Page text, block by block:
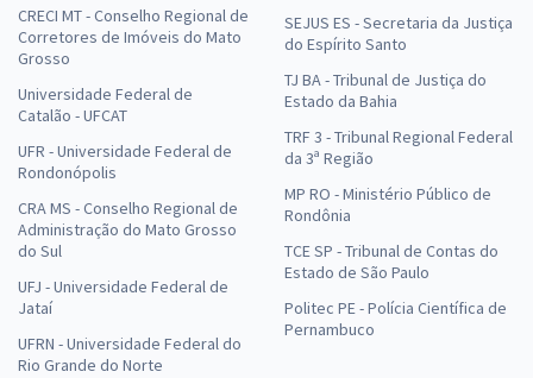
CRECI MT - Conselho Regional de
Corretores de Imóveis do Mato
Grosso
Universidade Federal de
Catalão - UFCAT
UFR - Universidade Federal de
Rondonópolis
CRA MS - Conselho Regional de
Administração do Mato Grosso
do Sul
UFJ - Universidade Federal de
Jataí
UFRN - Universidade Federal do
Rio Grande do Norte
SEJUS ES - Secretaria da Justiça
do Espírito Santo
TJ BA - Tribunal de Justiça do
Estado da Bahia
TRF 3 - Tribunal Regional Federal
da 3ª Região
MP RO - Ministério Público de
Rondônia
TCE SP - Tribunal de Contas do
Estado de São Paulo
Politec PE - Polícia Científica de
Pernambuco